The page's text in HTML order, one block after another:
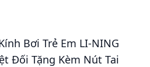
Bơi Trẻ Em LI-NING
Đối Tặng Kèm Nút Tai